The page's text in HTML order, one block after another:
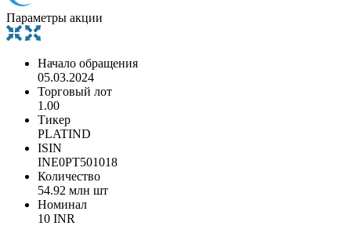
Параметры акции
Начало обращения
05.03.2024
Торговый лот
1.00
Тикер
PLATIND
ISIN
INE0PT501018
Количество
54.92 млн шт
Номинал
10 INR